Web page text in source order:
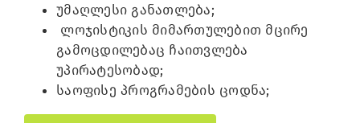
უმაღლესი განათლება;
ლოჯისტიკის მიმართულებით მცირე
გამოცდილებაც ჩაითვლება
უპირატესობად;
საოფისე პროგრამების ცოდნა;